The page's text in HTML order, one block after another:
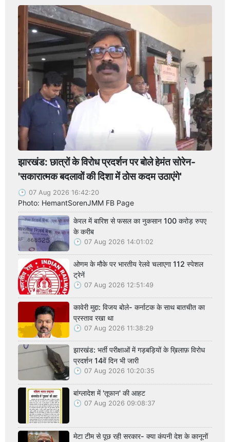
झारखंड: छात्रों के विरोध प्रदर्शन पर बोले हेमंत सोरेन-
'सकारात्मक बदलावों की दिशा में ठोस कदम उठाएंगे'
07 Aug 2026 16:42:20
Photo: HemantSorenJMM FB Page
केरल में बारिश से फसल का नुकसान 100 करोड़ रुपए
के करीब
07 Aug 2026 14:01:02
ओणम के मौके पर भारतीय रेलवे चलाएगा 112 स्पेशल
ट्रेनें
07 Aug 2026 12:51:49
कावेरी मुद्दा: विजय बोले- कर्नाटक के साथ बातचीत का
प्रस्ताव रखा था
07 Aug 2026 11:38:29
झारखंड: भर्ती परीक्षाओं में गड़बड़ियों के ख़िलाफ़ विरोध
प्रदर्शन 14वें दिन भी जारी
07 Aug 2026 10:20:35
बांग्लादेश में 'तूफान' की आहट
07 Aug 2026 09:08:37
मेटा टीम से पूछ रही सरकार- क्या कंपनी देश के कानूनों